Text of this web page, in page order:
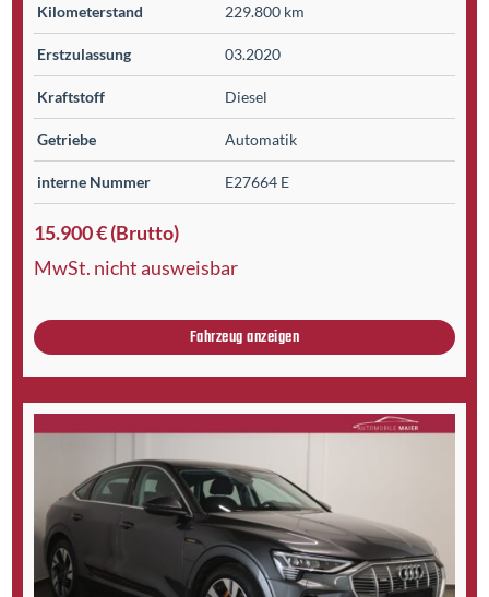
Kilometer­stand 229.800 km
Erst­zulassung 03.2020
Kraftstoff Diesel
Getriebe Automatik
interne Nummer E27664 E
15.900 € (Brutto)
MwSt. nicht ausweisbar
Fahrzeug anzeigen